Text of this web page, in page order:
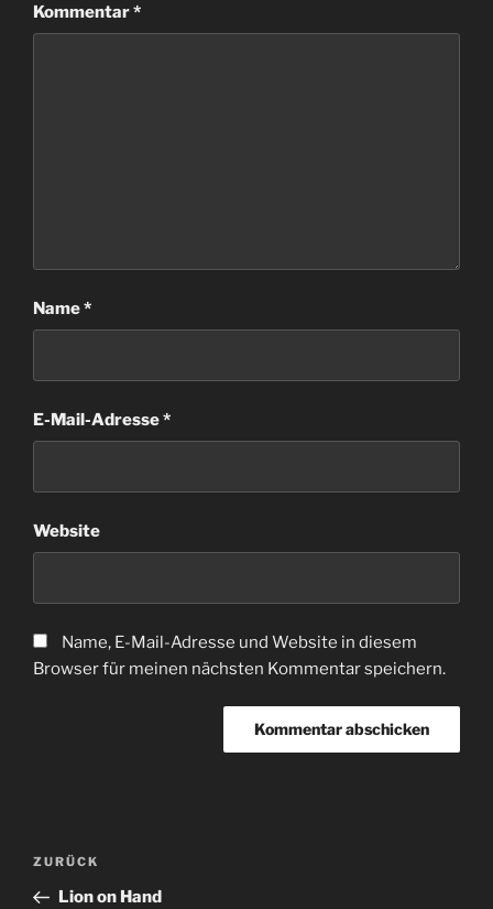
Kommentar*
Name*
E-Mail-Adresse*
Website
Name, E-Mail-Adresse und Website in diesem
Browser für meinen nächsten Kommentar speichern.
Beitragsnavigation
Vorheriger
Beitrag
ZURÜCK
Lion on Hand